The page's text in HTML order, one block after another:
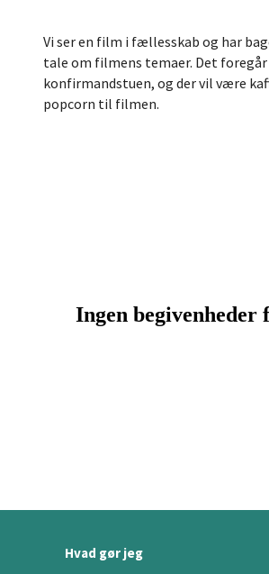
Vi ser en film i fællesskab og har
tale om filmens temaer. Det foregår
konfirmandstuen, og der vil være
popcorn til filmen.
Hvad gør jeg